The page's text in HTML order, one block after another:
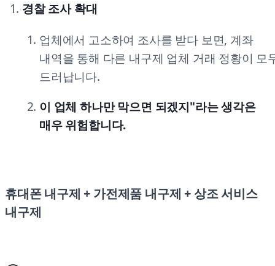
경찰 조사 확대
업체에서 고소하여 조사를 받다 보면, 계좌
내역을 통해 다른 내구제 업체 거래 정황이 모
드러납니다.
이 업체 하나만 막으면 되겠지"라는 생각은
매우 위험합니다.
휴대폰 내구제 + 가전제품 내구제 + 상조 서비스
내구제